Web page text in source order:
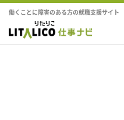
働くことに障害のある方の就職支援サイト